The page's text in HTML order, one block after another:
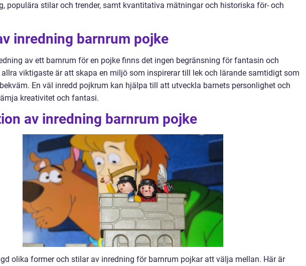
populära stilar och trender, samt kvantitativa mätningar och historiska för- och
inredning barnrum pojke
av ett barnrum för en pojke finns det ingen begränsning för fantasin och
allra viktigaste är att skapa en miljö som inspirerar till lek och lärande samtidigt som
En väl inredd pojkrum kan hjälpa till att utveckla barnets personlighet och
kreativitet och fantasi.
av inredning barnrum pojke
olika former och stilar av inredning för barnrum pojkar att välja mellan. Här är